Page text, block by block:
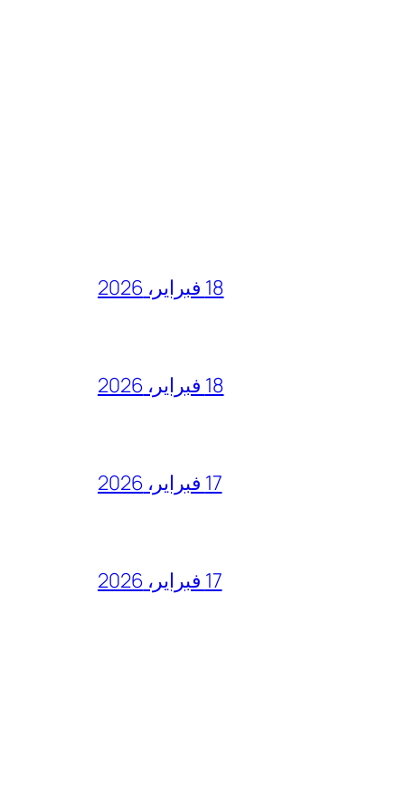
18 فبراير، 2026
18 فبراير، 2026
17 فبراير، 2026
17 فبراير، 2026